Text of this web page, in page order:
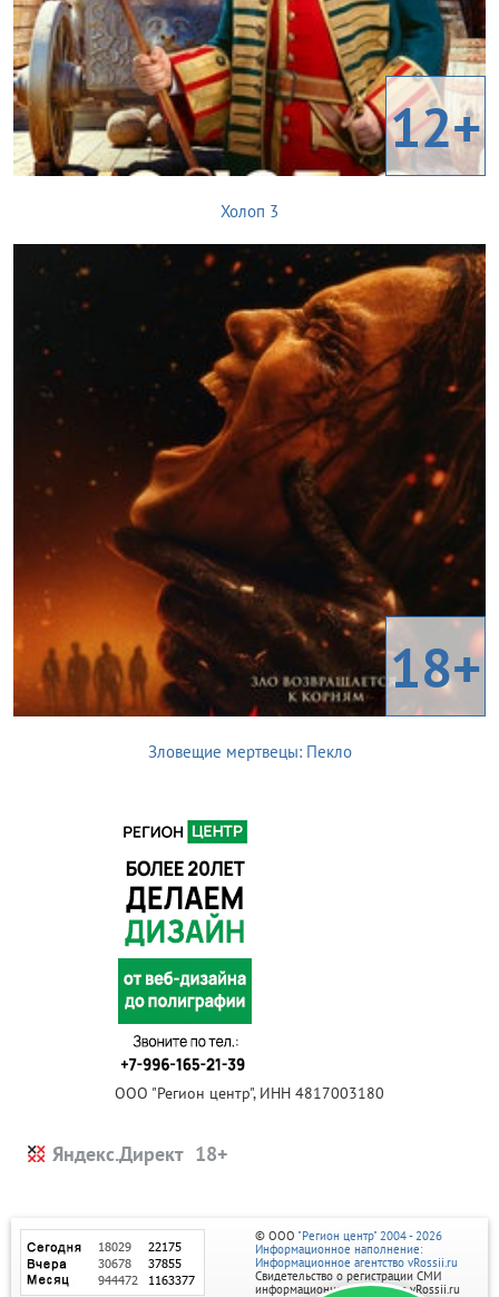
12+
Холоп 3
18+
Зловещие мертвецы: Пекло
ООО "Регион центр", ИНН 4817003180
Яндекс.Директ
© ООО "Регион центр" 2004 - 2026
Информационное наполнение:
Информационное агентство vRossii.ru
Свидетельство о регистрации СМИ
информационного агентства vRossii.ru